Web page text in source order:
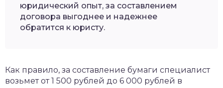
юридический опыт, за составлением
договора выгоднее и надежнее
обратится к юристу.
Как правило, за составление бумаги специалист
возьмет от 1 500 рублей до 6 000 рублей в